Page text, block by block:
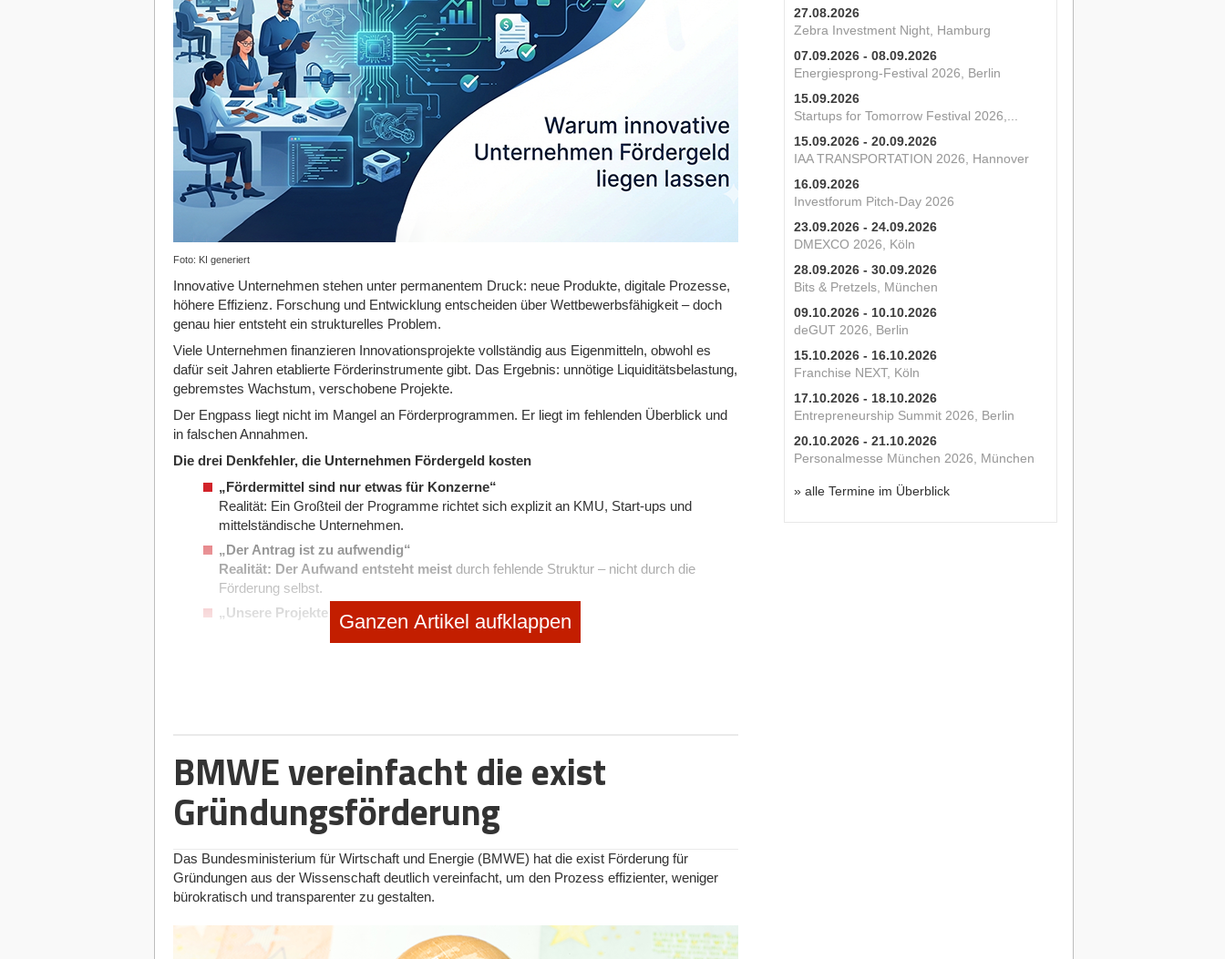
27.08.2026
Zebra Investment Night, Hamburg
07.09.2026 - 08.09.2026
Energiesprong-Festival 2026, Berlin
15.09.2026
Startups for Tomorrow Festival 2026,...
15.09.2026 - 20.09.2026
IAA TRANSPORTATION 2026, Hannover
16.09.2026
Investforum Pitch-Day 2026
23.09.2026 - 24.09.2026
DMEXCO 2026, Köln
28.09.2026 - 30.09.2026
Bits & Pretzels, München
09.10.2026 - 10.10.2026
deGUT 2026, Berlin
15.10.2026 - 16.10.2026
Franchise NEXT, Köln
17.10.2026 - 18.10.2026
Entrepreneurship Summit 2026, Berlin
20.10.2026 - 21.10.2026
Personalmesse München 2026, München
» alle Termine im Überblick
Foto: KI generiert
Innovative Unternehmen stehen unter permanentem Druck: neue Produkte, digitale Prozesse,
höhere Effizienz. Forschung und Entwicklung entscheiden über Wettbewerbsfähigkeit – doch
genau hier entsteht ein strukturelles Problem.
Viele Unternehmen finanzieren Innovationsprojekte vollständig aus Eigenmitteln, obwohl es
dafür seit Jahren etablierte Förderinstrumente gibt. Das Ergebnis: unnötige Liquiditätsbelastung,
gebremstes Wachstum, verschobene Projekte.
Der Engpass liegt nicht im Mangel an Förderprogrammen. Er liegt im fehlenden Überblick und
in falschen Annahmen.
Die drei Denkfehler, die Unternehmen Fördergeld kosten
„Fördermittel sind nur etwas für Konzerne“
Realität: Ein Großteil der Programme richtet sich explizit an KMU, Start-ups und
mittelständische Unternehmen.
„Der Antrag ist zu aufwendig“
Realität: Der Aufwand entsteht meistdurch fehlende Struktur – nicht durch die
Förderung selbst.
„Unsere Projekte sind nicht förderfähig“
Realität: Viele Unternehmen unterschätzen, was bereits als Forschung oder
Ein besonders relevantes Instrument bleibt dabei oft unbeachtet: die Forschungszulage. Sie
ermöglicht es Unternehmen, Forschungs- und Entwicklungsaufwendungen steuerlich fördern
zu lassen – unabhängig von Branche, Unternehmensgröße oder Projektlaufzeit.
steuerliche Förderung statt klassischem Zuschuss
technologie- und branchenoffen
auch rückwirkend nutzbar
Ganzen Artikel aufklappen
BMWE vereinfacht die exist
Gründungsförderung
Das Bundesministerium für Wirtschaft und Energie (BMWE) hat die exist Förderung für
Gründungen aus der Wissenschaft deutlich vereinfacht, um den Prozess effizienter, weniger
bürokratisch und transparenter zu gestalten.